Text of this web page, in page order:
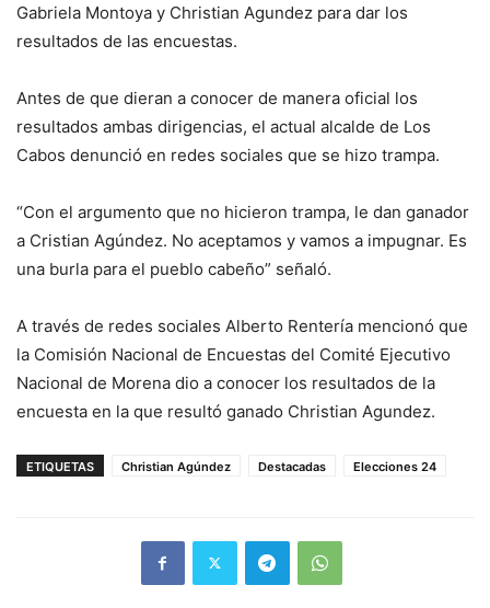
Gabriela Montoya y Christian Agundez para dar los
resultados de las encuestas.
Antes de que dieran a conocer de manera oficial los
resultados ambas dirigencias, el actual alcalde de Los
Cabos denunció en redes sociales que se hizo trampa.
“Con el argumento que no hicieron trampa, le dan ganador
a Cristian Agúndez. No aceptamos y vamos a impugnar. Es
una burla para el pueblo cabeño” señaló.
A través de redes sociales Alberto Rentería mencionó que
la Comisión Nacional de Encuestas del Comité Ejecutivo
Nacional de Morena dio a conocer los resultados de la
encuesta en la que resultó ganado Christian Agundez.
ETIQUETAS Christian Agúndez Destacadas Elecciones 24